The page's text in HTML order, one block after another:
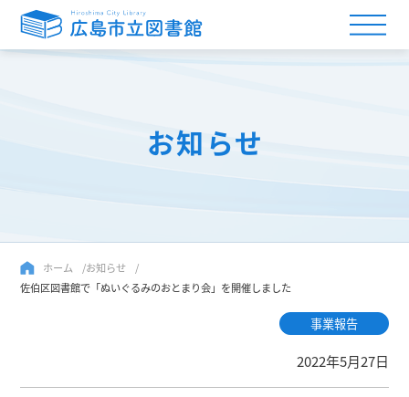
お知らせ
ホーム
お知らせ
佐伯区図書館で「ぬいぐるみのおとまり会」を開催しました
事業報告
2022年5月27日